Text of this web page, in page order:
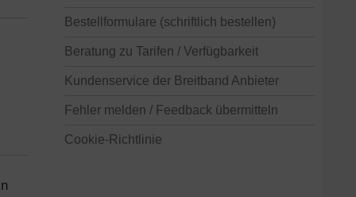
Bestellformulare (schriftlich bestellen)
Beratung zu Tarifen / Verfügbarkeit
Kundenservice der Breitband Anbieter
Fehler melden / Feedback übermitteln
Cookie-Richtlinie